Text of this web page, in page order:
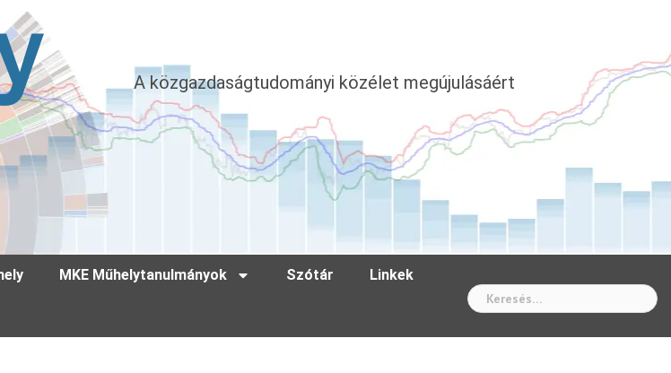
A közgazdaságtudományi közélet megújulásáért
MKE Műhelytanulmányok Szótár Linkek